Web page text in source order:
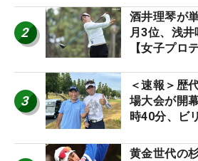
2
酒井理琴が
月3位、浅
【女子プロ
3
＜速報＞歴
場大会が開
時40分、ビ
STAGE
黄金世代の